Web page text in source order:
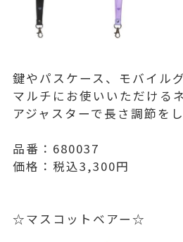
鍵やパスケース、モバイル
マルチにお使いいただける
アジャスターで長さ調節を
品番：680037
価格：税込3,300円
☆マスコットベアー☆